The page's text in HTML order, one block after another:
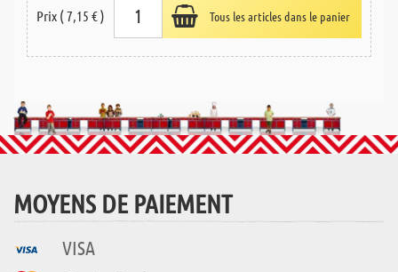
Prix ( 7,15 € ) Tous les articles dans le panier
MOYENS DE PAIEMENT
VISA